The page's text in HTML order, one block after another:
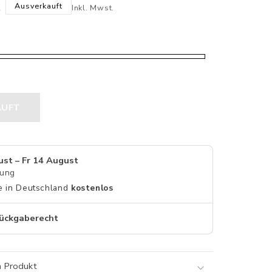
Ausverkauft Inkl. Mwst.
– Fr 14 August
in Deutschland kostenlos
Produkt